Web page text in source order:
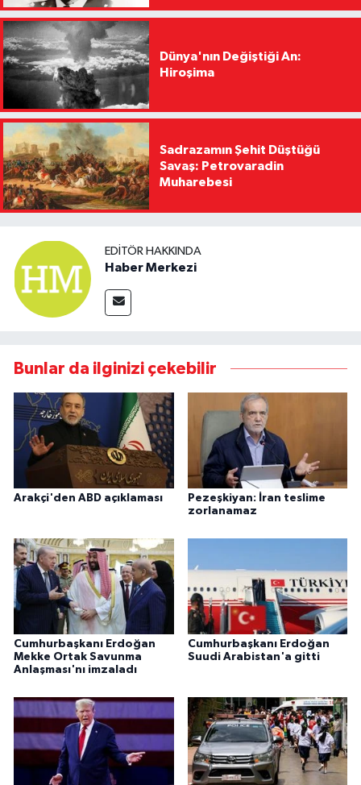
Dünya'nın Değiştiği An:
Hiroşima
Sadrazamın Şehit Düştüğü
Savaş: Petrovaradin
Muharebesi
EDITÖR HAKKINDA
Haber Merkezi
Bunlar da ilginizi çekebilir
Arakçi'den ABD açıklaması
Pezeşkiyan: İran teslime
zorlanamaz
Cumhurbaşkanı Erdoğan
Mekke Ortak Savunma
Anlaşması'nı imzaladı
Cumhurbaşkanı Erdoğan
Suudi Arabistan'a gitti